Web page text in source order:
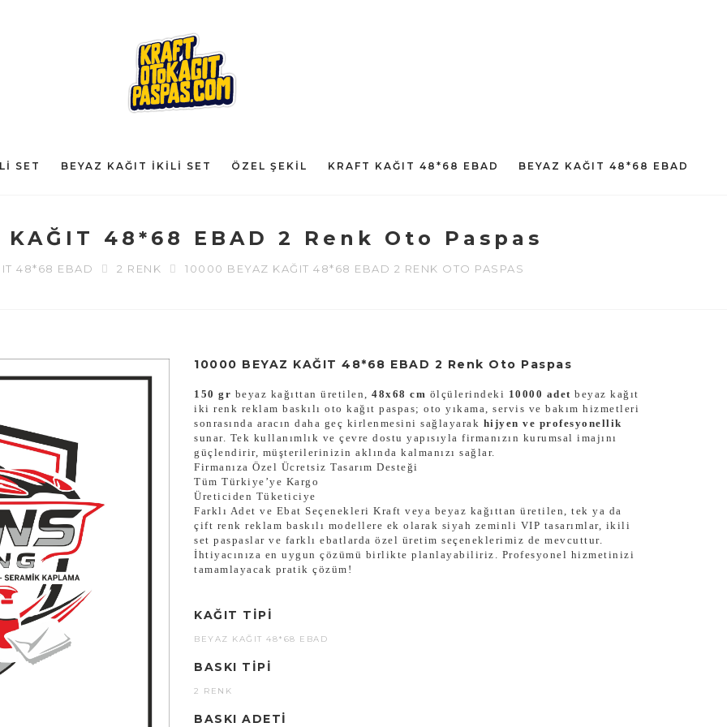
SET BEYAZ KAĞIT İKILI SET ÖZEL ŞEKIL KRAFT KAĞIT 48*68 EBAD BEYAZ KAĞIT 48*68 EBAD
KAĞIT 48*68 EBAD 2 Renk Oto Paspas
48*68 EBAD 2 RENK 10000 BEYAZ KAĞIT 48*68 EBAD 2 RENK OTO PASPAS
10000 BEYAZ KAĞIT 48*68 EBAD 2 Renk Oto Paspas
150 gr beyaz kağıttan üretilen, 48x68 cm ölçülerindeki 10000 adet beyaz kağıt
iki renk reklam baskılı oto kağıt paspas; oto yıkama, servis ve bakım hizmetleri
sonrasında aracın daha geç kirlenmesini sağlayarak hijyen ve profesyonellik
sunar. Tek kullanımlık ve çevre dostu yapısıyla firmanızın kurumsal imajını
güçlendirir, müşterilerinizin aklında kalmanızı sağlar.
Firmanıza Özel Ücretsiz Tasarım Desteği
Tüm Türkiye’ye Kargo
Üreticiden Tüketiciye
Farklı Adet ve Ebat Seçenekleri Kraft veya beyaz kağıttan üretilen, tek ya da
çift renk reklam baskılı modellere ek olarak siyah zeminli VIP tasarımlar, ikili
set paspaslar ve farklı ebatlarda özel üretim seçeneklerimiz de mevcuttur.
İhtiyacınıza en uygun çözümü birlikte planlayabiliriz. Profesyonel hizmetinizi
tamamlayacak pratik çözüm!
KAĞIT TIPI
BEYAZ KAĞIT 48*68 EBAD
BASKI TIPI
2 RENK
BASKI ADETI